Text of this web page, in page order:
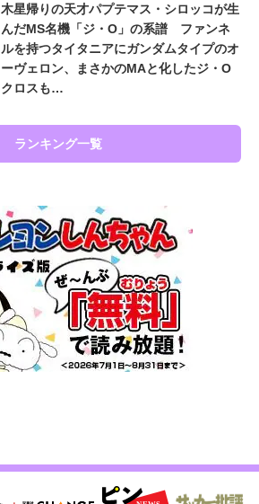
木星帰りの天才パプテマス・シロッコが生
んだMS名機「ジ・O」の系譜 ファンネ
ルを持つタイタニアにガンダムタイプのオ
ーヴェロン、まさかのMAと化したジ・O
クロスも…
ランキング一覧